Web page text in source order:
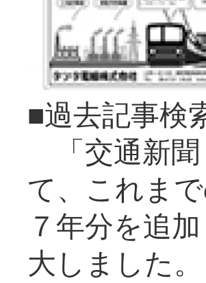
■過去記事
「交通新
て、これま
７年分を追
大しま